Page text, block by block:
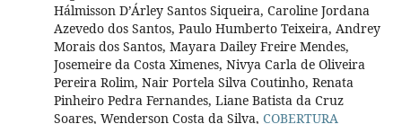
Hálmisson D’Árley Santos Siqueira, Caroline Jordana
Azevedo dos Santos, Paulo Humberto Teixeira, Andrey
Morais dos Santos, Mayara Dailey Freire Mendes,
Josemeire da Costa Ximenes, Nivya Carla de Oliveira
Pereira Rolim, Nair Portela Silva Coutinho, Renata
Pinheiro Pedra Fernandes, Liane Batista da Cruz
Soares, Wenderson Costa da Silva, COBERTURA